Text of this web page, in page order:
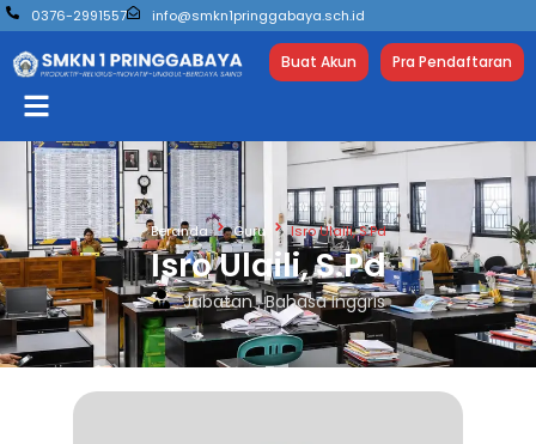
0376-2991557 info@smkn1pringgabaya.sch.id
Buat Akun Pra Pendaftaran
Beranda Guru Isro Ulaili, S.Pd
Isro Ulaili, S.Pd
Jabatan : Bahasa Inggris